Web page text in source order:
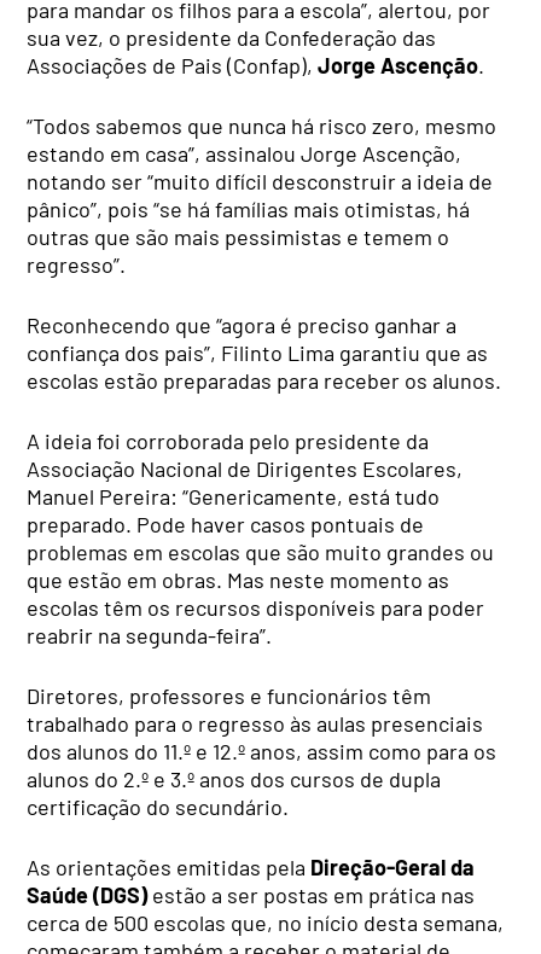
para mandar os filhos para a escola”, alertou, por
sua vez, o presidente da Confederação das
Associações de Pais (Confap),Jorge Ascenção.
“Todos sabemos que nunca há risco zero, mesmo
estando em casa”, assinalou Jorge Ascenção,
notando ser “muito difícil desconstruir a ideia de
pânico”, pois “se há famílias mais otimistas, há
outras que são mais pessimistas e temem o
regresso”.
Reconhecendo que “agora é preciso ganhar a
confiança dos pais”, Filinto Lima garantiu que as
escolas estão preparadas para receber os alunos.
A ideia foi corroborada pelo presidente da
Associação Nacional de Dirigentes Escolares,
Manuel Pereira: “Genericamente, está tudo
preparado. Pode haver casos pontuais de
problemas em escolas que são muito grandes ou
que estão em obras. Mas neste momento as
escolas têm os recursos disponíveis para poder
reabrir na segunda-feira”.
Diretores, professores e funcionários têm
trabalhado para o regresso às aulas presenciais
dos alunos do 11.º e 12.º anos, assim como para os
alunos do 2.º e 3.º anos dos cursos de dupla
certificação do secundário.
As orientações emitidas pela Direção-Geral da
Saúde (DGS)estão a ser postas em prática nas
cerca de 500 escolas que, no início desta semana,